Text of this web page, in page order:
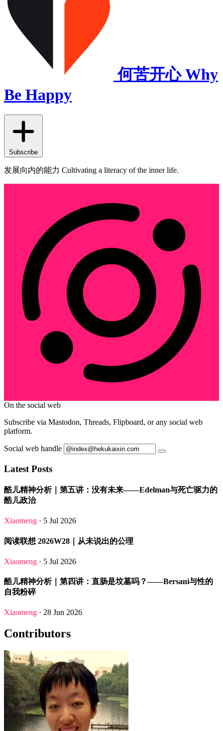
何苦开心 Why
Be Happy
Subscribe
发展向内的能力 Cultivating a literacy of the inner life.
On the social web
Subscribe via Mastodon, Threads, Flipboard, or any social web
platform.
Social web handle
Latest Posts
酷儿精神分析｜第五讲：没有未来——Edelman与死亡驱力的
酷儿政治
Xiaomeng · 5 Jul 2026
阅读联想 2026W28｜从未说出的公理
Xiaomeng · 5 Jul 2026
酷儿精神分析｜第四讲：直肠是坟墓吗？——Bersani与性的
自我粉碎
Xiaomeng · 28 Jun 2026
Contributors